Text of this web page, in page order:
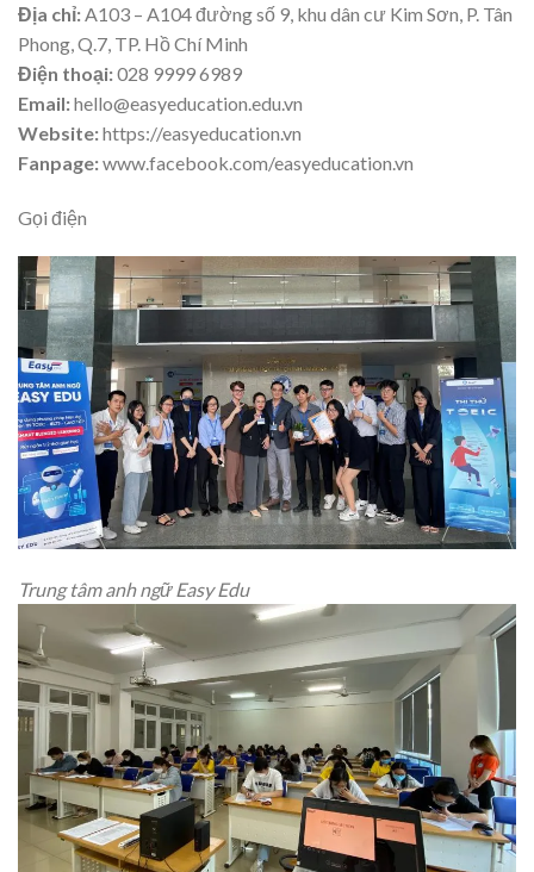
Địa chỉ: A103 – A104 đường số 9, khu dân cư Kim Sơn, P. Tân
Phong, Q.7, TP. Hồ Chí Minh
Điện thoại:028 9999 6989
Email:hello@easyeducation.edu.vn
Website:https://easyeducation.vn
Fanpage:www.facebook.com/easyeducation.vn
Gọi điện
Trung tâm anh ngữ Easy Edu